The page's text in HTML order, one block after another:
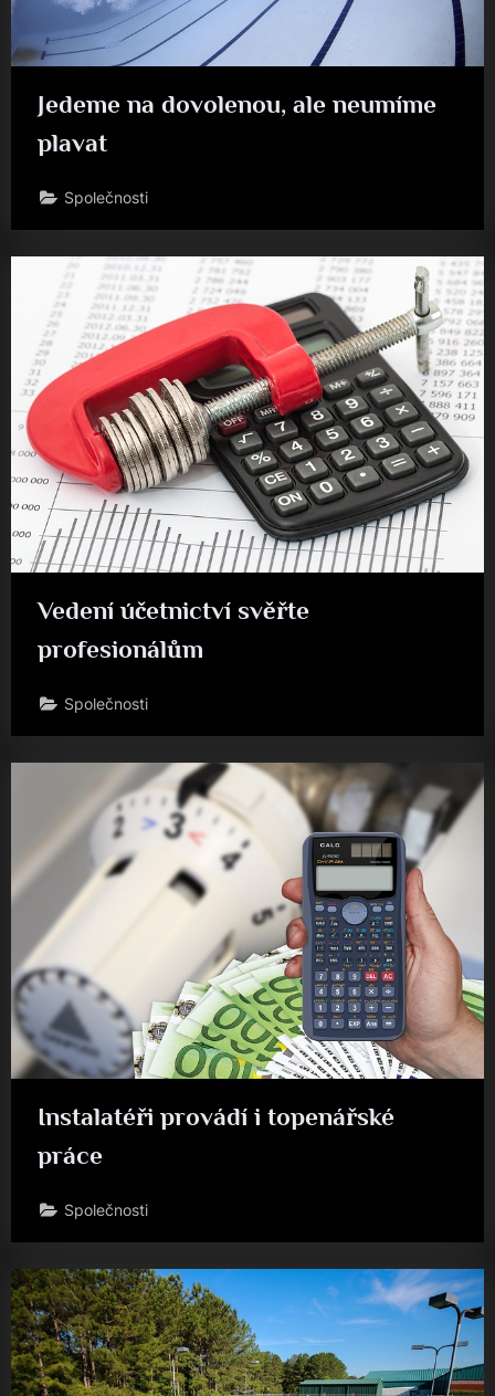
Jedeme na dovolenou, ale neumíme
plavat
Společnosti
Vedení účetnictví svěřte
profesionálům
Společnosti
Instalatéři provádí i topenářské
práce
Společnosti